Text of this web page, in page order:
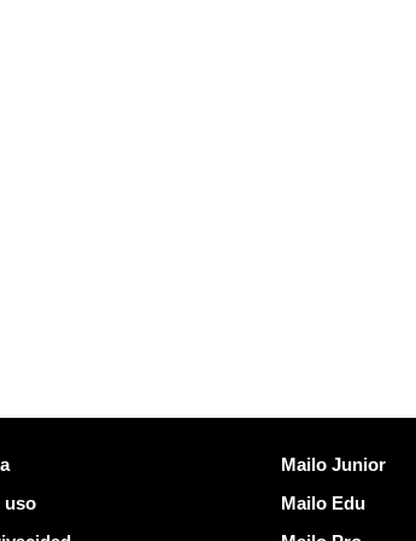
uso
Descubrir Mailo
Mailo Junior
Mailo Edu